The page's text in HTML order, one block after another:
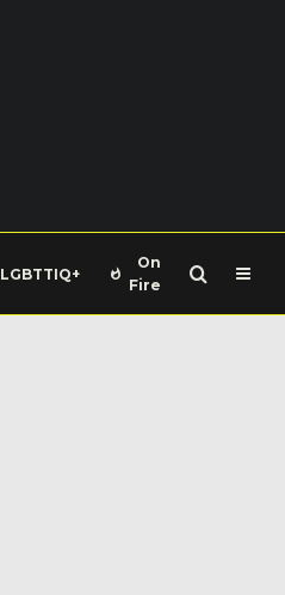
LGBTTIQ+
On
Fire